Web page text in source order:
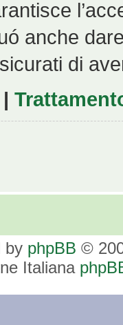
anche
di
|
by phpBB ©
Italiana